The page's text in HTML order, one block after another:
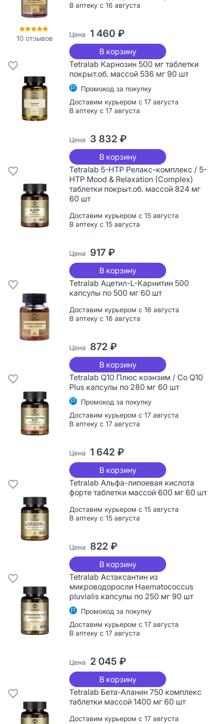
10 отзывов
В аптеку с 16 августа
Цена 1 460 ₽
В корзину
Tetralab Карнозин 500 мг таблетки
покрыт.об. массой 536 мг 90 шт
Промокод за покупку
Доставим курьером с 17 августа
В аптеку с 17 августа
Цена 3 832 ₽
В корзину
Tetralab 5-HTP Релакс-комплекс / 5-
HTP Mood & Relaxation (Complex)
таблетки покрыт.об. массой 824 мг
60 шт
Доставим курьером с 15 августа
В аптеку с 15 августа
Цена 917 ₽
В корзину
Tetralab Ацетил-L-Карнитин 500
капсулы по 500 мг 60 шт
Доставим курьером с 16 августа
В аптеку с 16 августа
Цена 872 ₽
В корзину
Tetralab Q10 Плюс коэнзим / Co Q10
Plus капсулы по 280 мг 60 шт
Промокод за покупку
Доставим курьером с 17 августа
В аптеку с 17 августа
Цена 1 642 ₽
В корзину
Tetralab Альфа-липоевая кислота
форте таблетки массой 600 мг 60 шт
Доставим курьером с 15 августа
В аптеку с 15 августа
Цена 822 ₽
В корзину
Tetralab Астаксантин из
микроводоросли Haematococcus
pluvialis капсулы по 250 мг 90 шт
Промокод за покупку
Доставим курьером с 17 августа
В аптеку с 17 августа
Цена 2 045 ₽
В корзину
Tetralab Бета-Аланин 750 комплекс
таблетки массой 1400 мг 60 шт
Доставим курьером с 17 августа